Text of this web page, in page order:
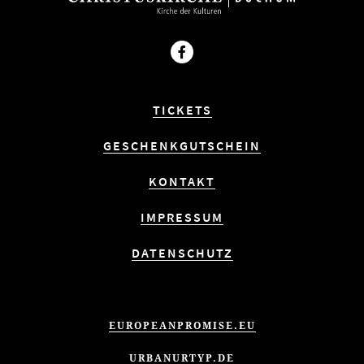
Facebook
TICKETS
GESCHENKGUTSCHEIN
KONTAKT
IMPRESSUM
DATENSCHUTZ
EUROPEANPROMISE.EU
URBANURTYP.DE